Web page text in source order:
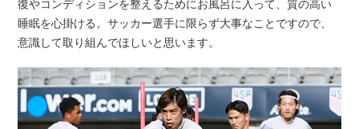
復やコンディションを整えるためにお風呂に入って、質の高い
睡眠を心掛ける。サッカー選手に限らず大事なことですので、
意識して取り組んでほしいと思います。